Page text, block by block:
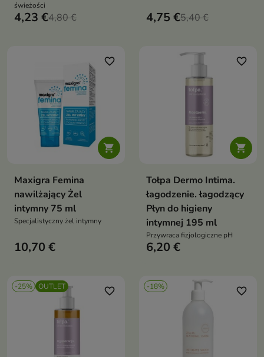
świeżości
4,23 €4,80 €
4D wspiera uczucie czystości,
4,75 €5,40 €

favorite_border
Maxigra Femina
nawilżający Żel
intymny 75 ml
Specjalistyczny żel intymny
10,70 €

favorite_border
Tołpa Dermo Intima.
łagodzenie. łagodzący
Płyn do higieny
intymnej 195 ml
Przywraca fizjologiczne pH
6,20 €
-25% OUTLET favorite_border -18% favorite_border